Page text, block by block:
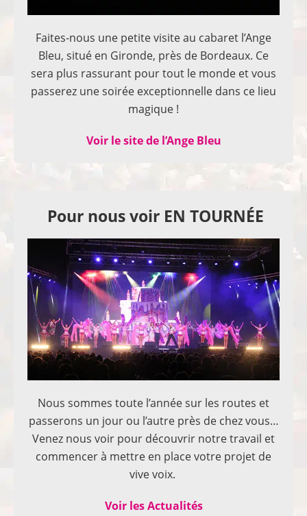
Faites-nous une petite visite au cabaret l’Ange
Bleu, situé en Gironde, près de Bordeaux. Ce
sera plus rassurant pour tout le monde et vous
passerez une soirée exceptionnelle dans ce lieu
magique !
Voir le site de l’Ange Bleu
Pour nous voir EN TOURNÉE
Nous sommes toute l’année sur les routes et
passerons un jour ou l’autre près de chez vous…
Venez nous voir pour découvrir notre travail et
commencer à mettre en place votre projet de
vive voix.
Voir les Actualités